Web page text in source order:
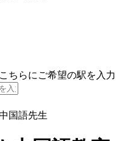
ちらにご希望の駅を入力
国語先生